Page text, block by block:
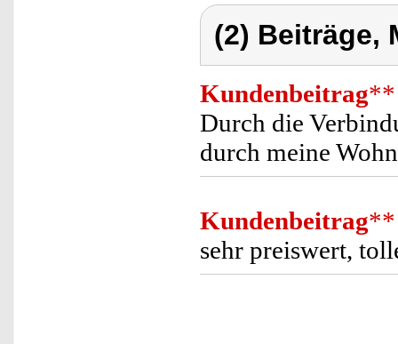
(2) Beiträge,
Kundenbeitrag**
Durch die
durch meine
Kundenbeitrag**
sehr preiswert,